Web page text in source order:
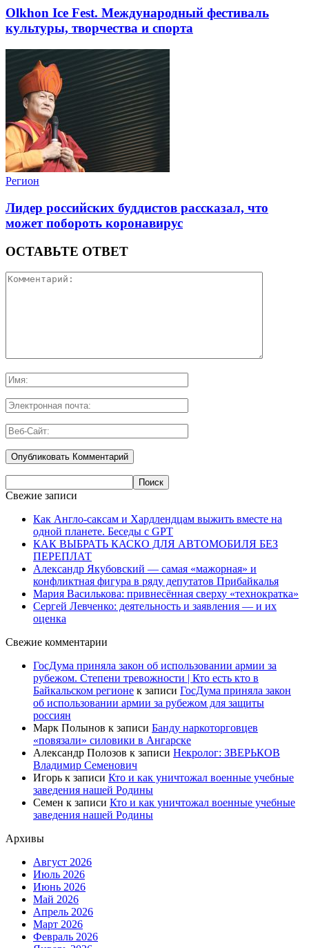
Olkhon Ice Fest. Международный фестиваль
культуры, творчества и спорта
Регион
Лидер российских буддистов рассказал, что
может побороть коронавирус
ОСТАВЬТЕ ОТВЕТ
Свежие записи
Как Англо-саксам и Хардлендцам выжить вместе на
одной планете. Беседы с GPT
КАК ВЫБРАТЬ КАСКО ДЛЯ АВТОМОБИЛЯ БЕЗ
ПЕРЕПЛАТ
Александр Якубовский — самая «мажорная» и
конфликтная фигура в ряду депутатов Прибайкалья
Мария Василькова: привнесённая сверху «технократка»
Сергей Левченко: деятельность и заявления — и их
оценка
Свежие комментарии
ГосДума приняла закон об использовании армии за
рубежом. Степени тревожности | Кто есть кто в
Байкальском регионе к записи ГосДума приняла закон
об использовании армии за рубежом для защиты
россиян
Марк Полынов к записи Банду наркоторговцев
«повязали» силовики в Ангарске
Александр Полозов к записи Некролог: ЗВЕРЬКОВ
Владимир Семенович
Игорь к записи Кто и как уничтожал военные учебные
заведения нашей Родины
Семен к записи Кто и как уничтожал военные учебные
заведения нашей Родины
Архивы
Август 2026
Июль 2026
Июнь 2026
Май 2026
Апрель 2026
Март 2026
Февраль 2026